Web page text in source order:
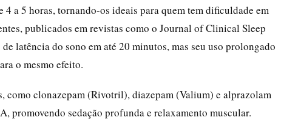
a 5 horas, tornando-os ideais para quem tem dificuldade em
publicados em revistas como o Journal of Clinical Sleep
latência do sono em até 20 minutos, mas seu uso prolongado
o mesmo efeito.
como clonazepam (Rivotril), diazepam (Valium) e alprazolam
promovendo sedação profunda e relaxamento muscular.